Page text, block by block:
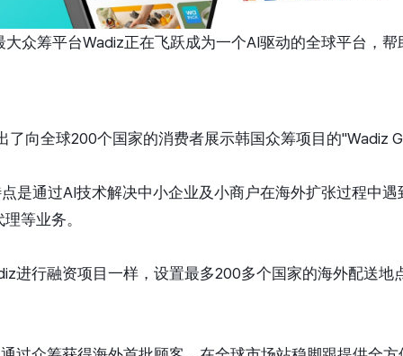
大众筹平台Wadiz正在飞跃成为一个AI驱动的全球平台，
了向全球200个国家的消费者展示韩国众筹项目的"Wadiz
是通过AI技术解决中小企业及小商户在海外扩张过程中
等业务。
进行融资项目一样，设置最多200多个国家的海外配送地